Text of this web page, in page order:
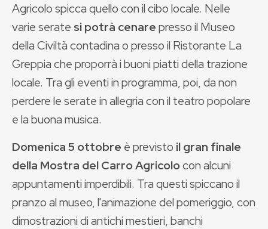
Agricolo spicca quello con il cibo locale. Nelle
varie serate si potrà cenarepresso il Museo
della Civiltà contadina o presso il Ristorante La
Greppia che proporrà i buoni piatti della trazione
locale. Tra gli eventi in programma, poi, da non
perdere le serate in allegria con il teatro popolare
e la buona musica.
Domenica 5 ottobre è previsto il gran finale
della Mostra del Carro Agricolocon alcuni
appuntamenti imperdibili. Tra questi spiccano il
pranzo al museo, l'animazione del pomeriggio, con
dimostrazioni di antichi mestieri, banchi